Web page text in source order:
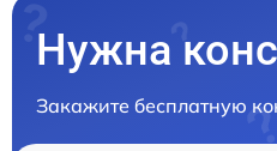
Нужна
Закажите бесплатную